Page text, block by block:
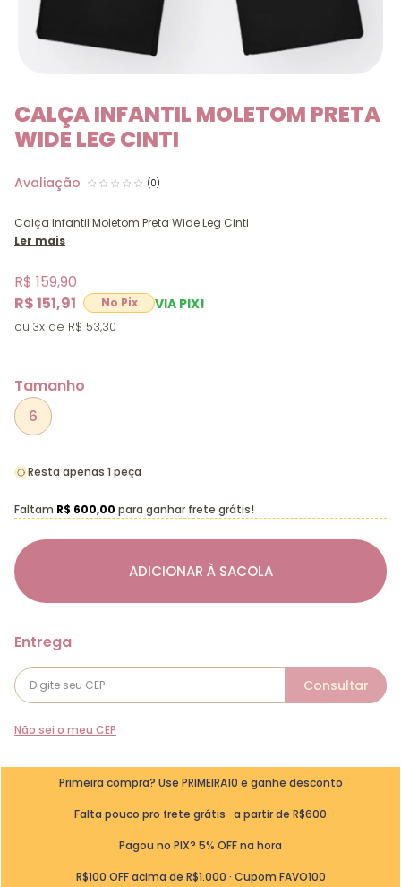
CALÇA INFANTIL MOLETOM PRETA
WIDE LEG CINTI
(0)
Calça Infantil Moletom Preta Wide Leg Cinti
Ler mais
R$ 151,91 VIA PIX!
R$ 159,90
3x R$ 53,30
Tamanho
6
ADICIONAR À SACOLA
Resta apenas 1 peça
Faltam R$ 600,00 para ganhar frete grátis!
Não sei o meu CEP
Primeira compra? Use PRIMEIRA10 e ganhe desconto
Falta pouco pro frete grátis · a partir de R$600
Pagou no PIX? 5% OFF na hora
R$100 OFF acima de R$1.000 · Cupom FAVO100